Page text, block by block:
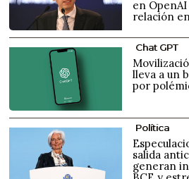
en
relación
Chat GPT
lleva a un
por
Política
salida
generan